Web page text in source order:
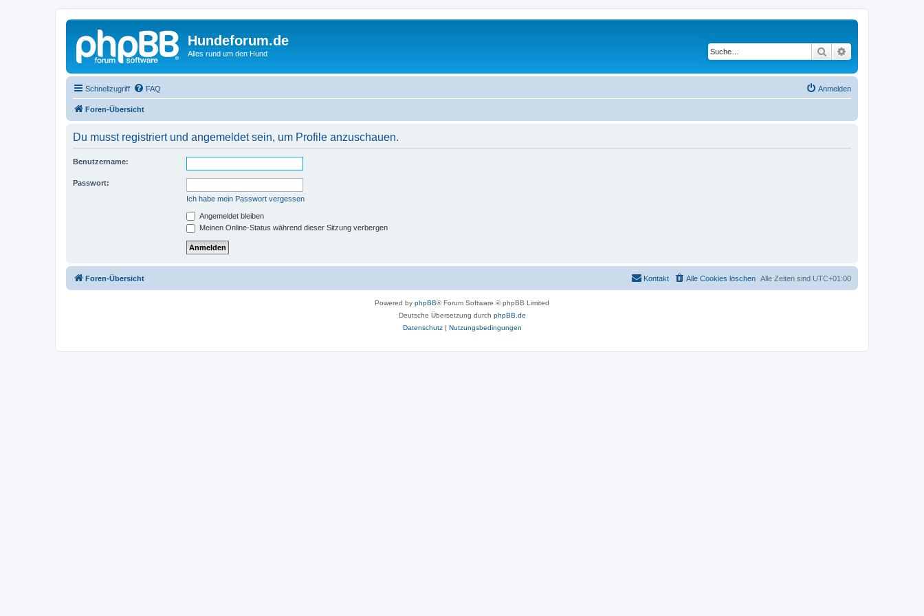
Hundeforum.de
Alles rund um den Hund Suche
Schnellzugriff FAQ Anmelden
Foren-Übersicht
Du musst registriert und angemeldet sein, um Profile anzuschauen.
Benutzername:
Passwort:
Ich habe mein Passwort vergessen
Angemeldet bleiben
Meinen Online-Status während dieser Sitzung verbergen
Foren-Übersicht Alle Zeiten sind UTC+01:00
Alle Cookies löschen
Kontakt
Powered by phpBB® Forum Software © phpBB Limited
Deutsche Übersetzung durch phpBB.de
Datenschutz| Nutzungsbedingungen